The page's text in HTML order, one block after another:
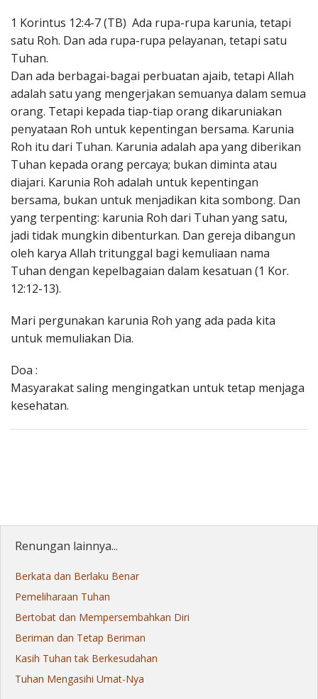
1 Korintus 12:4-7 (TB) Ada rupa-rupa karunia, tetapi
satu Roh. Dan ada rupa-rupa pelayanan, tetapi satu
Tuhan.
Dan ada berbagai-bagai perbuatan ajaib, tetapi Allah
adalah satu yang mengerjakan semuanya dalam semua
orang. Tetapi kepada tiap-tiap orang dikaruniakan
penyataan Roh untuk kepentingan bersama. Karunia
Roh itu dari Tuhan. Karunia adalah apa yang diberikan
Tuhan kepada orang percaya; bukan diminta atau
diajari. Karunia Roh adalah untuk kepentingan
bersama, bukan untuk menjadikan kita sombong. Dan
yang terpenting: karunia Roh dari Tuhan yang satu,
jadi tidak mungkin dibenturkan. Dan gereja dibangun
oleh karya Allah tritunggal bagi kemuliaan nama
Tuhan dengan kepelbagaian dalam kesatuan (1 Kor.
12:12-13).
Mari pergunakan karunia Roh yang ada pada kita
untuk memuliakan Dia.
Doa :
Masyarakat saling mengingatkan untuk tetap menjaga
kesehatan.
Renungan lainnya...
Berkata dan Berlaku Benar
Pemeliharaan Tuhan
Bertobat dan Mempersembahkan Diri
Beriman dan Tetap Beriman
Kasih Tuhan tak Berkesudahan
Tuhan Mengasihi Umat-Nya